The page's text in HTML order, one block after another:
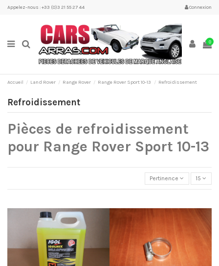
Appelez-nous : +33 (0)3 21 55 27 44 Connexion
0
Accueil Land Rover Range Rover Range Rover Sport 10-13 Refroidissement
Refroidissement
Pièces de refroidissement
pour Range Rover Sport 10-13
Pertinence 15